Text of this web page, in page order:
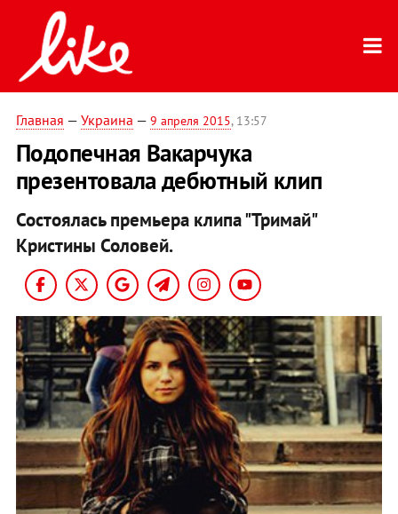
Главная — Украина — 9 апреля 2015, 13:57
Подопечная Вакарчука
презентовала дебютный клип
Состоялась премьера клипа "Тримай"
Кристины Соловей.